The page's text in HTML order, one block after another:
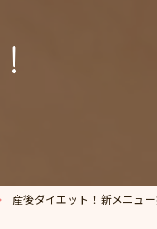
ダイエット
産後ダイエット！新メニュー